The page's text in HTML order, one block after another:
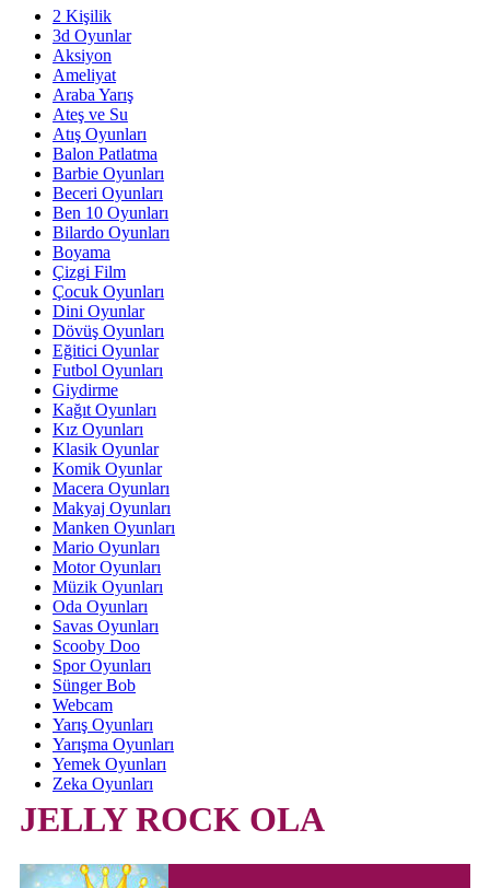
2 Kişilik
3d Oyunlar
Aksiyon
Ameliyat
Araba Yarış
Ateş ve Su
Atış Oyunları
Balon Patlatma
Barbie Oyunları
Beceri Oyunları
Ben 10 Oyunları
Bilardo Oyunları
Boyama
Çizgi Film
Çocuk Oyunları
Dini Oyunlar
Dövüş Oyunları
Eğitici Oyunlar
Futbol Oyunları
Giydirme
Kağıt Oyunları
Kız Oyunları
Klasik Oyunlar
Komik Oyunlar
Macera Oyunları
Makyaj Oyunları
Manken Oyunları
Mario Oyunları
Motor Oyunları
Müzik Oyunları
Oda Oyunları
Savas Oyunları
Scooby Doo
Spor Oyunları
Sünger Bob
Webcam
Yarış Oyunları
Yarışma Oyunları
Yemek Oyunları
Zeka Oyunları
JELLY ROCK OLA